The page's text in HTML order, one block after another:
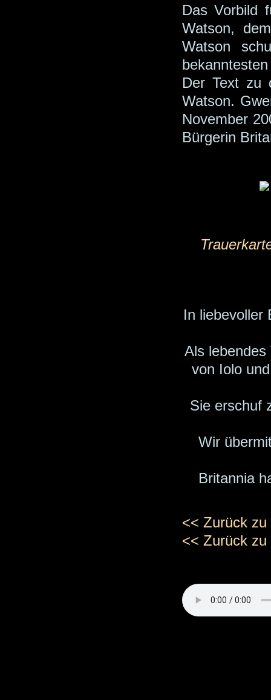
Das Vorbild
Watson,
Watson
Der Text zu
Watson.
November
Bürgerin
In liebevoller
Als
von Iolo
Sie erschuf
Wir
Britannia
<< Zurück zu
<< Zurück